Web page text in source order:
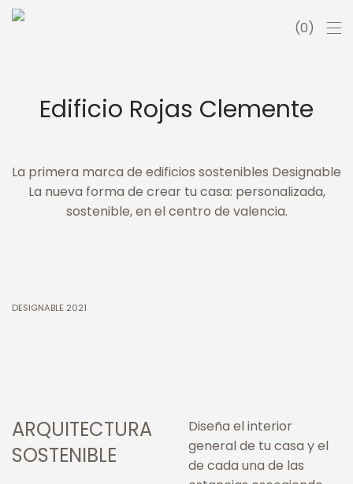
0
Edificio Rojas Clemente
La primera marca de edificios sostenibles Designable
La nueva forma de crear tu casa: personalizada,
sostenible, en el centro de valencia.
DESIGNABLE 2021
ARQUITECTURA
SOSTENIBLE
Diseña el interior
general de tu casa y el
de cada una de las